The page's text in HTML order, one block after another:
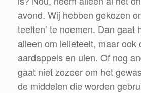
avond. Wij hebben gekozen
teelten’ te noemen. Dan gaat
alleen om lelieteelt, maar ook
aardappels en uien. Of nog
gaat niet zozeer om het
de middelen die worden